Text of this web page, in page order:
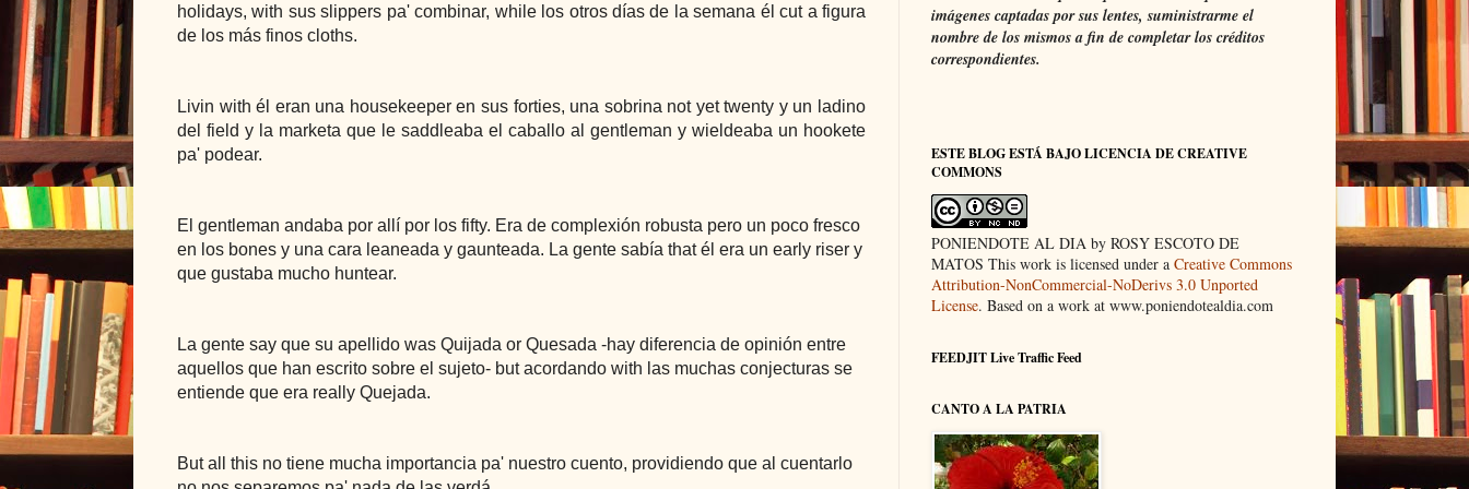
holidays, with sus slippers pa' combinar, while los otros días de la semana él cut a figura
de los más finos cloths.
Livin with él eran una housekeeper en sus forties, una sobrina not yet twenty y un ladino
del field y la marketa que le saddleaba el caballo al gentleman y wieldeaba un hookete
pa' podear.
El gentleman andaba por allí por los fifty. Era de complexión robusta pero un poco fresco
en los bones y una cara leaneada y gaunteada. La gente sabía that él era un early riser y
que gustaba mucho huntear.
La gente say que su apellido was Quijada or Quesada -hay diferencia de opinión entre
aquellos que han escrito sobre el sujeto- but acordando with las muchas conjecturas se
entiende que era really Quejada.
But all this no tiene mucha importancia pa' nuestro cuento, providiendo que al cuentarlo
imágenes captadas por sus lentes, suministrarme el
nombre de los mismos a fin de completar los créditos
correspondientes.
ESTE BLOG ESTÁ BAJO LICENCIA DE CREATIVE
COMMONS
PONIENDOTE AL DIA by ROSY ESCOTO DE
MATOS This work is licensed under a Creative Commons
Attribution-NonCommercial-NoDerivs 3.0 Unported
License. Based on a work at www.poniendotealdia.com
FEEDJIT Live Traffic Feed
CANTO A LA PATRIA